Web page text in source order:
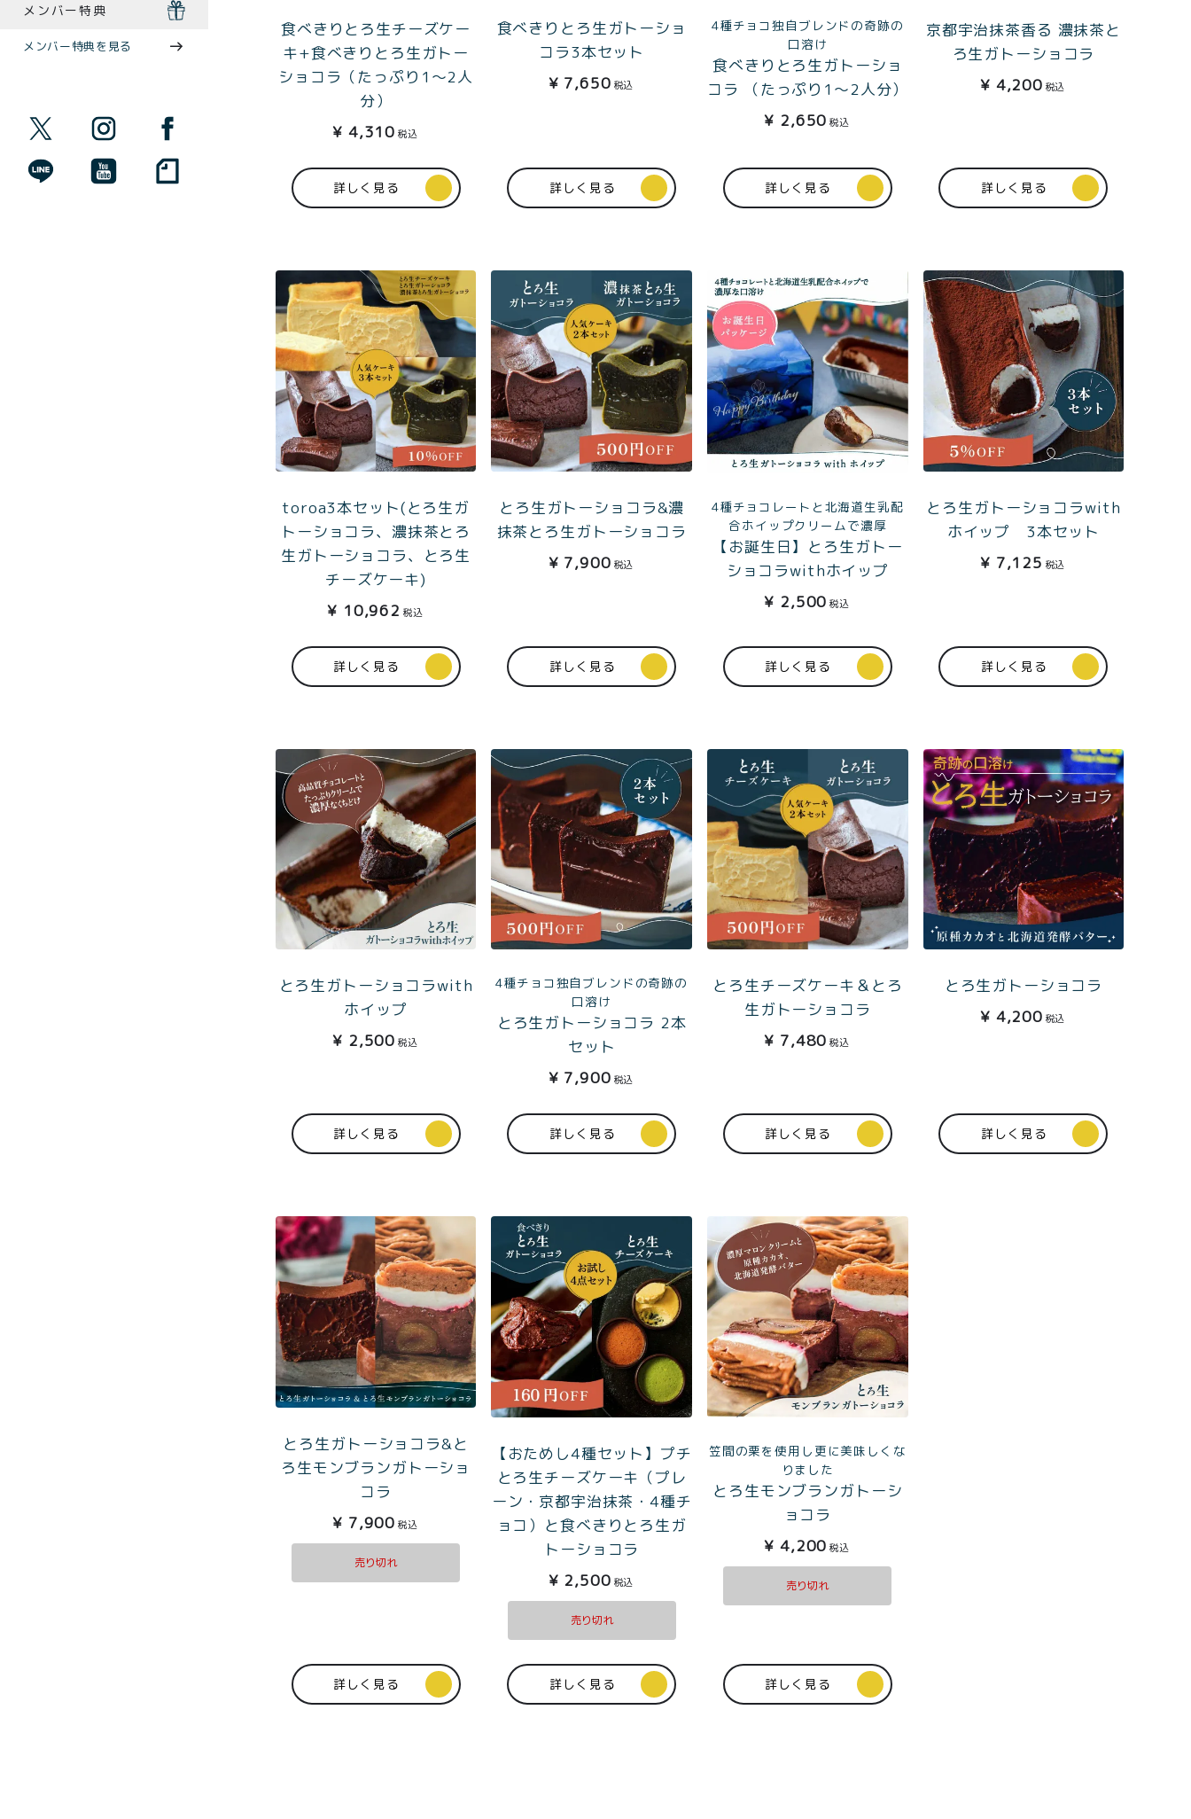
価格別
¥2,000〜
¥6,000〜
TOP
商品
メンバー
読みもの
お問い合
ご利用ガ
イド
プライバシーポリシー 特定商取引法に基づく表記
ログイン
0
カート
会員登録
株式会社フードクリエイティブファクトリー
10:00〜17:00（平日）
食べきりとろ生チーズケー
キ+食べきりとろ生ガトー
ショコラ（たっぷり1〜2人
分）
¥ 4,310 税込
詳しく見る
食べきりとろ生ガトーショ
コラ3本セット
¥ 7,650 税込
詳しく見る
4種チョコ独自ブレンドの奇跡の
口溶け
食べきりとろ生ガトーショ
コラ （たっぷり1〜2人分）
¥ 2,650 税込
詳しく見る
京都宇治抹茶香る 濃抹茶と
ろ生ガトーショコラ
¥ 4,200 税込
詳しく見る
toroa3本セット(とろ生ガ
トーショコラ、濃抹茶とろ
生ガトーショコラ、とろ生
チーズケーキ)
¥ 10,962 税込
詳しく見る
とろ生ガトーショコラ&濃
抹茶とろ生ガトーショコラ
¥ 7,900 税込
詳しく見る
4種チョコレートと北海道生乳配
合ホイップクリームで濃厚
【お誕生日】とろ生ガトー
ショコラwithホイップ
¥ 2,500 税込
詳しく見る
とろ生ガトーショコラwith
ホイップ 3本セット
¥ 7,125 税込
詳しく見る
とろ生ガトーショコラwith
ホイップ
¥ 2,500 税込
詳しく見る
4種チョコ独自ブレンドの奇跡の
口溶け
とろ生ガトーショコラ 2本
セット
¥ 7,900 税込
詳しく見る
とろ生チーズケーキ＆とろ
生ガトーショコラ
¥ 7,480 税込
詳しく見る
とろ生ガトーショコラ
¥ 4,200 税込
詳しく見る
とろ生ガトーショコラ&と
ろ生モンブランガトーショ
コラ
¥ 7,900 税込
売り切れ
詳しく見る
【おためし4種セット】プチ
とろ生チーズケーキ（プレ
ーン・京都宇治抹茶・4種チ
ョコ）と食べきりとろ生ガ
トーショコラ
¥ 2,500 税込
売り切れ
詳しく見る
笠間の栗を使用し更に美味しくな
りました
とろ生モンブランガトーシ
ョコラ
¥ 4,200 税込
売り切れ
詳しく見る
メンバー特典
メンバー特典を見る